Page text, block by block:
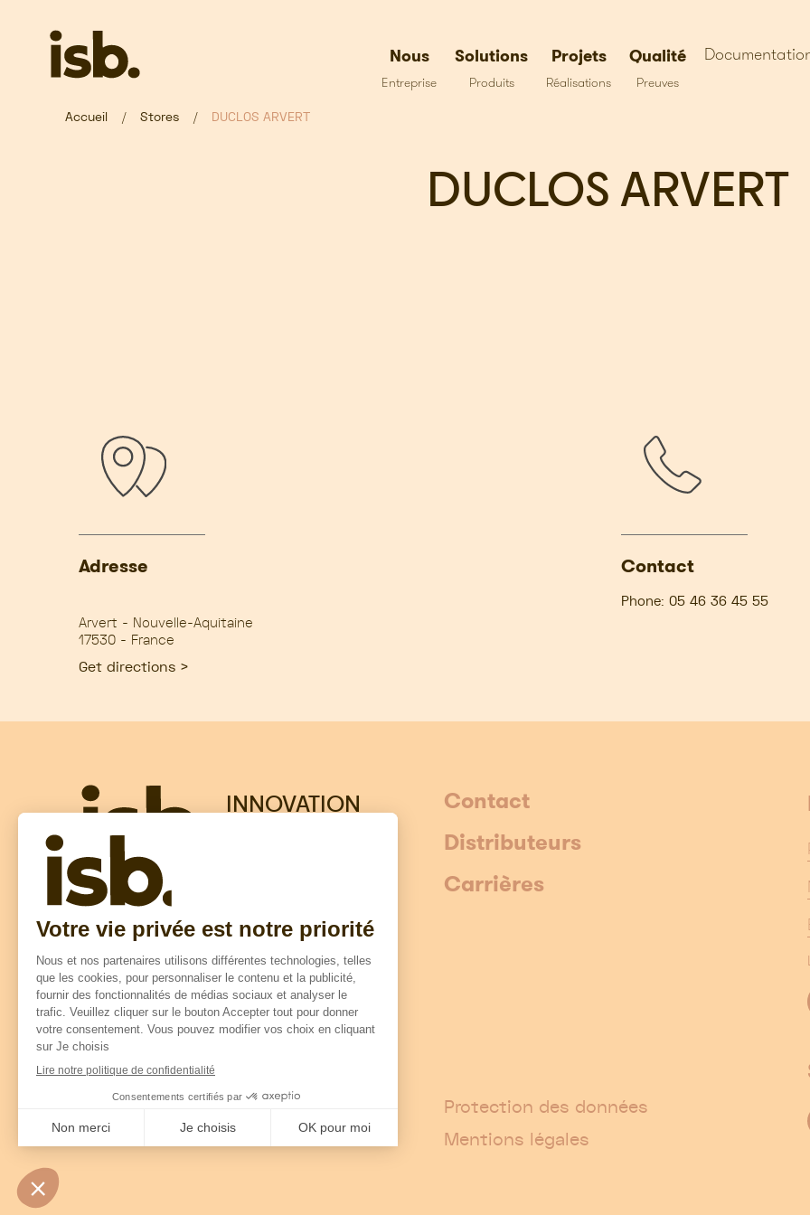
Passer au contenu principal
Nous
Entreprise
Solutions
Produits
Projets
Réalisations
Qualité
Preuves
Accueil Stores DUCLOS ARVERT
DUCLOS ARVERT
Adresse
Arvert - Nouvelle-Aquitaine
17530 - France
Get directions >
Contact
Phone: 05 46 36 45 55
INNOVATION
Contact
Distributeurs
Carrières
Protection des données
Mentions légales